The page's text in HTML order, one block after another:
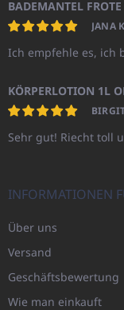
BADEMANTEL
JANA
Ich empfehle es, ich
Sehr gut! Riecht toll
INFORMATIONEN
Über uns
Versand
Geschäftsbewertung
Wie man einkauft